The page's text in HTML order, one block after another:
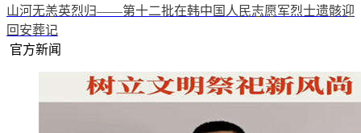
山河无恙英烈归——第十二批在韩中国人民志愿军烈士遗骸迎
回安葬记
官方新闻